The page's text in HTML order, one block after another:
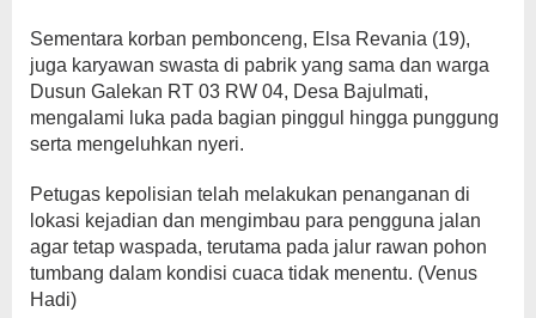
Sementara korban pembonceng, Elsa Revania (19),
juga karyawan swasta di pabrik yang sama dan warga
Dusun Galekan RT 03 RW 04, Desa Bajulmati,
mengalami luka pada bagian pinggul hingga punggung
serta mengeluhkan nyeri.
Petugas kepolisian telah melakukan penanganan di
lokasi kejadian dan mengimbau para pengguna jalan
agar tetap waspada, terutama pada jalur rawan pohon
tumbang dalam kondisi cuaca tidak menentu. (Venus
Hadi)